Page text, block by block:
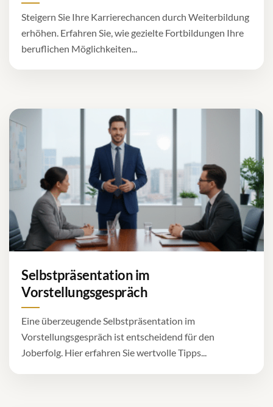
Steigern Sie Ihre Karrierechancen durch Weiterbildung
erhöhen. Erfahren Sie, wie gezielte Fortbildungen Ihre
beruflichen Möglichkeiten...
Selbstpräsentation im
Vorstellungsgespräch
Eine überzeugende Selbstpräsentation im
Vorstellungsgespräch ist entscheidend für den
Joberfolg. Hier erfahren Sie wertvolle Tipps...